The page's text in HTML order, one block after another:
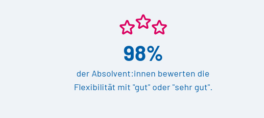
98%
der Absolvent:innen bewerten die
Flexibilität mit "gut" oder "sehr gut".